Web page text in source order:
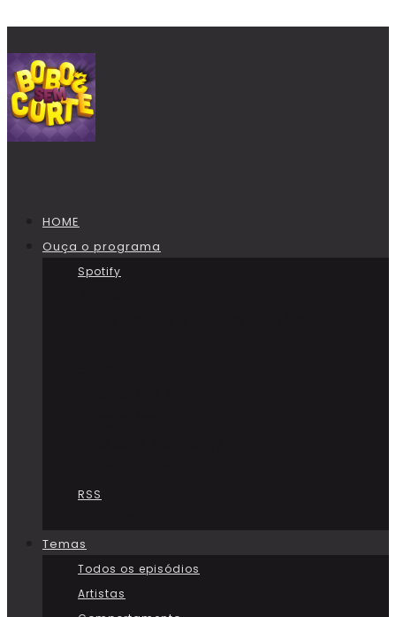
HOME
Ouça o programa
Spotify
RSS
Temas
Todos os episódios
Artistas